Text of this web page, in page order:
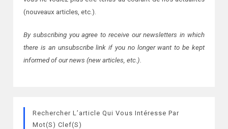
(nouveaux articles, etc.).
By subscribing you agree to receive our newsletters in which
there is an unsubscribe link if you no longer want to be kept
informed of our news (new articles, etc.).
Rechercher L’article Qui Vous Intéresse Par
Mot(s) Clef(s)